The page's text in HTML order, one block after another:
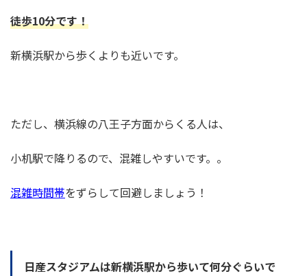
徒歩10分です！
新横浜駅から歩くよりも近いです。
ただし、横浜線の八王子方面からくる人は、
小机駅で降りるので、混雑しやすいです。。
混雑時間帯をずらして回避しましょう！
日産スタジアムは新横浜駅から歩いて何分ぐらいで